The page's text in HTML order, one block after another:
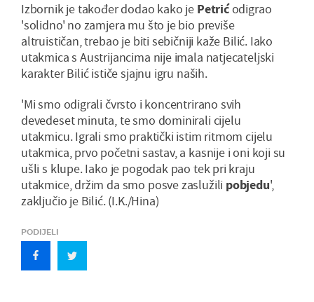
Izbornik je također dodao kako je Petrićodigrao
'solidno' no zamjera mu što je bio previše
altruističan, trebao je biti sebičniji kaže Bilić. Iako
utakmica s Austrijancima nije imala natjecateljski
karakter Bilić ističe sjajnu igru naših.
'Mi smo odigrali čvrsto i koncentrirano svih
devedeset minuta, te smo dominirali cijelu
utakmicu. Igrali smo praktički istim ritmom cijelu
utakmica, prvo početni sastav, a kasnije i oni koji su
ušli s klupe. Iako je pogodak pao tek pri kraju
utakmice, držim da smo posve zaslužili pobjedu',
zaključio je Bilić. (I.K./Hina)
PODIJELI